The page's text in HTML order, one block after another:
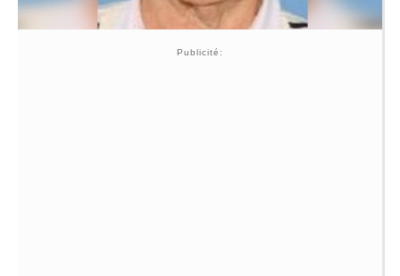
Publicité: